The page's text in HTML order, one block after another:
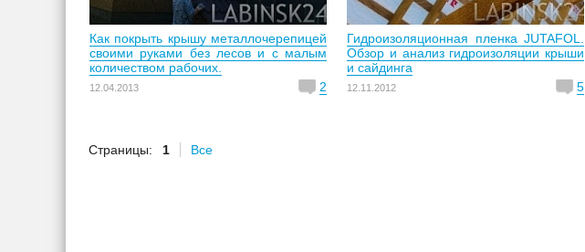
Как покрыть крышу металлочерепицей
своими руками без лесов и с малым
количеством рабочих.
12.04.2013 2
Гидроизоляционная пленка JUTAFOL.
Обзор и анализ гидроизоляции крыши
и сайдинга
12.11.2012 5
Страницы: 1 Все